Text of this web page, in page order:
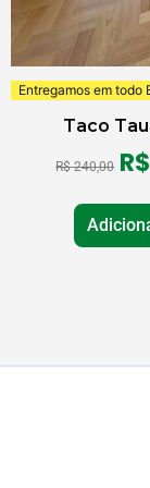
Entregamos em todo
Taco
R$240,00 R$